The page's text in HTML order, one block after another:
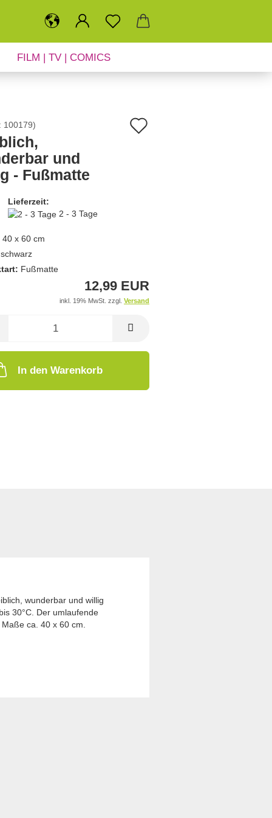
FILM | TV | COMICS
100179)
und
- Fußmatte
Lieferzeit:
2 - 3 Tage
40 x 60 cm
schwarz
Fußmatte
12,99 EUR
inkl. 19% MwSt. zzgl. Versand
In den Warenkorb
wunderbar und willig
30°C. Der umlaufende
ca. 40 x 60 cm.